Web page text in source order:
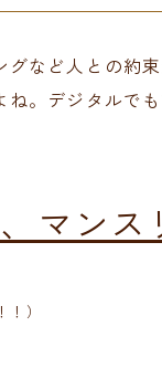
など人との約
ね。デジタルで
マンス
）